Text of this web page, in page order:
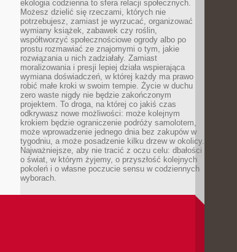
ekologia codzienna to sfera relacji społecznych.
Możesz dzielić się rzeczami, których nie
potrzebujesz, zamiast je wyrzucać, organizować
wymiany książek, zabawek czy roślin,
współtworzyć społecznościowe ogrody albo po
prostu rozmawiać ze znajomymi o tym, jakie
rozwiązania u nich zadziałały. Zamiast
moralizowania i presji lepiej działa wspierająca
wymiana doświadczeń, w której każdy ma prawo
robić małe kroki w swoim tempie. Życie w duchu
zero waste nigdy nie będzie zakończonym
projektem. To droga, na której co jakiś czas
odkrywasz nowe możliwości: może kolejnym
krokiem będzie ograniczenie podróży samolotem,
może wprowadzenie jednego dnia bez zakupów w
tygodniu, a może posadzenie kilku drzew w okolicy.
Najważniejsze, aby nie tracić z oczu celu: dbałości
o świat, w którym żyjemy, o przyszłość kolejnych
pokoleń i o własne poczucie sensu w codziennych
wyborach.